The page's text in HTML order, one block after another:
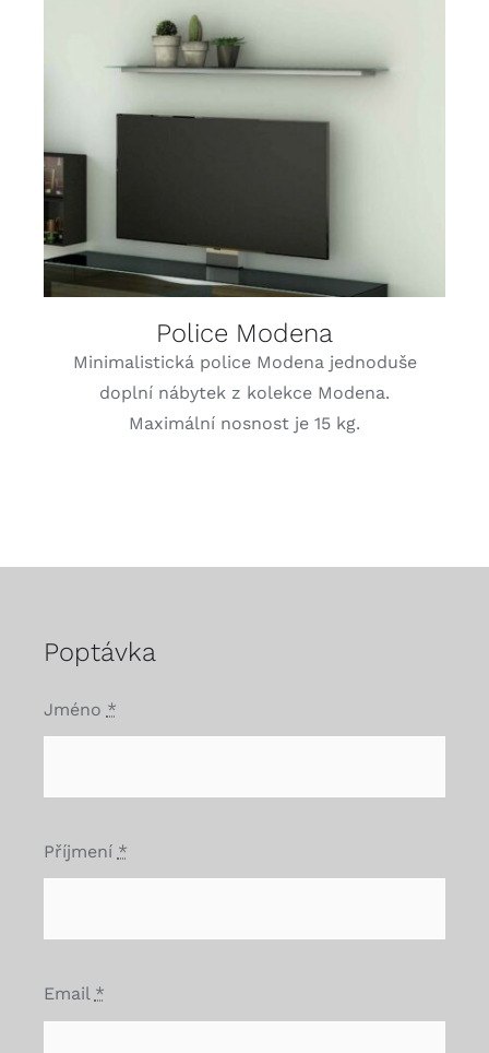
Police Modena
Minimalistická police Modena jednoduše
doplní nábytek z kolekce Modena.
Maximální nosnost je 15 kg.
Poptávka
Jméno *
Příjmení *
Email *